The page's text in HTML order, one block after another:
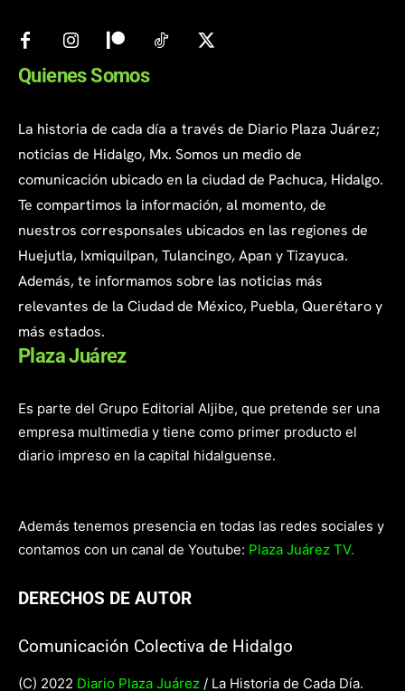
Quienes Somos
La historia de cada día a través de Diario Plaza Juárez;
noticias de Hidalgo, Mx. Somos un medio de
comunicación ubicado en la ciudad de Pachuca, Hidalgo.
Te compartimos la información, al momento, de
nuestros corresponsales ubicados en las regiones de
Huejutla, Ixmiquilpan, Tulancingo, Apan y Tizayuca.
Además, te informamos sobre las noticias más
relevantes de la Ciudad de México, Puebla, Querétaro y
más estados.
Plaza Juárez
Es parte del Grupo Editorial Aljibe, que pretende ser una
empresa multimedia y tiene como primer producto el
diario impreso en la capital hidalguense.
Además tenemos presencia en todas las redes sociales y
contamos con un canal de Youtube: Plaza Juárez TV.
DERECHOS DE AUTOR
Comunicación Colectiva de Hidalgo
(C) 2022 Diario Plaza Juárez / La Historia de Cada Día.